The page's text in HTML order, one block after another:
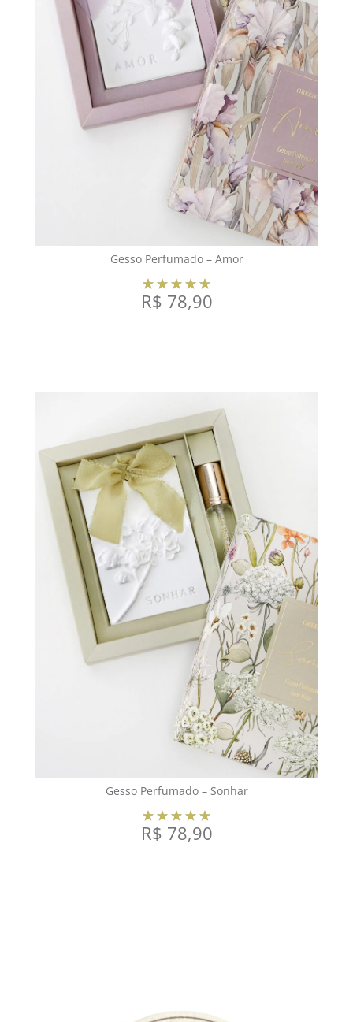
Gesso Perfumado – Amor
R$ 78,90
Gesso Perfumado – Sonhar
R$ 78,90